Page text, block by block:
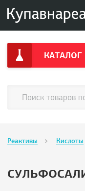
КАТАЛОГ
Реактивы Кислоты